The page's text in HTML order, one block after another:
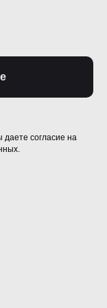
согласие на